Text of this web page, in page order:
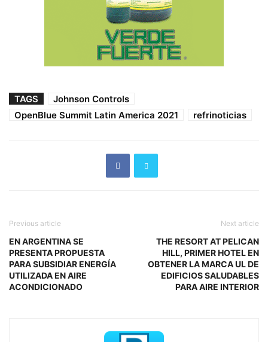
TAGS
Johnson Controls
OpenBlue Summit Latin America 2021
refrinoticias
Previous article
EN ARGENTINA SE
PRESENTA PROPUESTA
PARA SUBSIDIAR ENERGÍA
UTILIZADA EN AIRE
ACONDICIONADO
Next article
THE RESORT AT PELICAN
HILL, PRIMER HOTEL EN
OBTENER LA MARCA UL DE
EDIFICIOS SALUDABLES
PARA AIRE INTERIOR